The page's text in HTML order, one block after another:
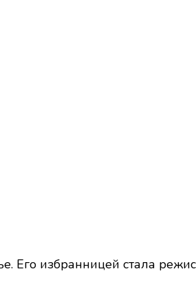
Его избранницей стала